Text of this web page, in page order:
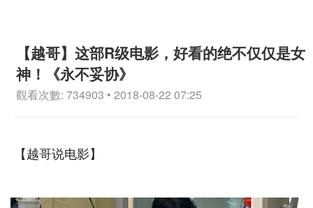
【越哥】这部R级电影，好看的绝不仅仅是女
神！《永不妥协》
觀看次數: 734903 • 2018-08-22 07:25
【越哥说电影】